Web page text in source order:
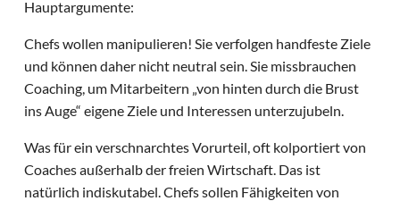
Hauptargumente:
Chefs wollen manipulieren! Sie verfolgen handfeste Ziele
und können daher nicht neutral sein. Sie missbrauchen
Coaching, um Mitarbeitern „von hinten durch die Brust
ins Auge“ eigene Ziele und Interessen unterzujubeln.
Was für ein verschnarchtes Vorurteil, oft kolportiert von
Coaches außerhalb der freien Wirtschaft. Das ist
natürlich indiskutabel. Chefs sollen Fähigkeiten von